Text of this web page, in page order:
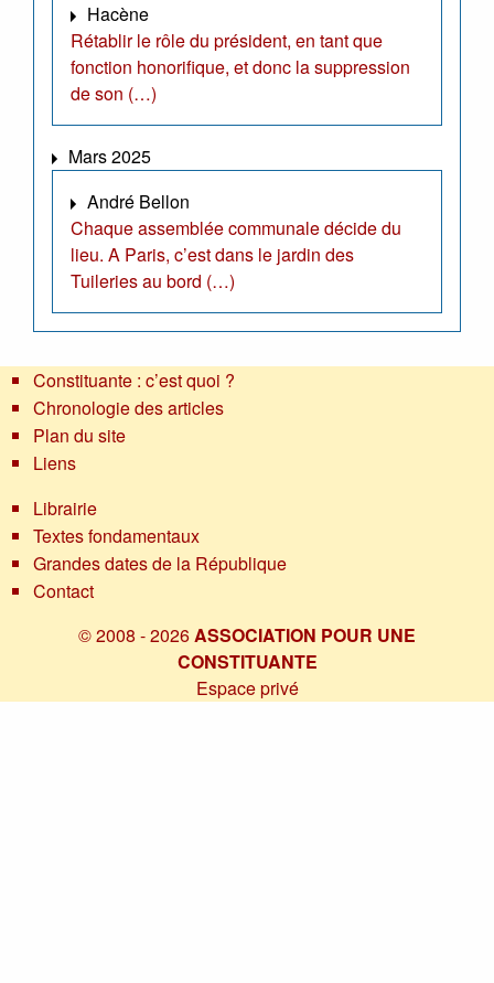
Hacène
Rétablir le rôle du président, en tant que
fonction honorifique, et donc la suppression
de son (…)
Mars 2025
André Bellon
Chaque assemblée communale décide du
lieu. A Paris, c’est dans le jardin des
Tuileries au bord (…)
Constituante : c’est quoi ?
Chronologie des articles
Plan du site
Liens
Librairie
Textes fondamentaux
Grandes dates de la République
Contact
© 2008 - 2026ASSOCIATION POUR UNE
CONSTITUANTE
Espace privé